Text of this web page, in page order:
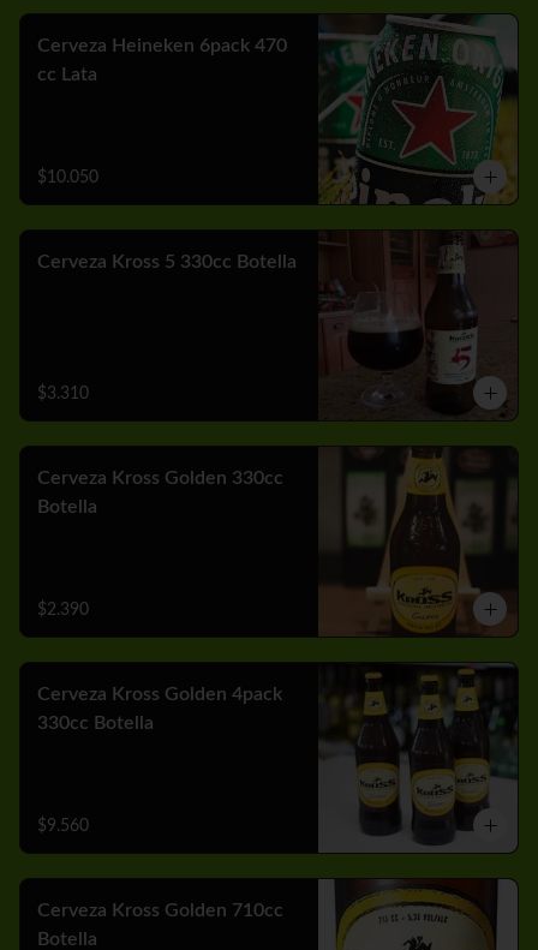
Cerveza Heineken 6pack 470
cc Lata
$10.050
Cerveza Kross 5 330cc Botella
$3.310
Cerveza Kross Golden 330cc
Botella
$2.390
Cerveza Kross Golden 4pack
330cc Botella
$9.560
Cerveza Kross Golden 710cc
Botella